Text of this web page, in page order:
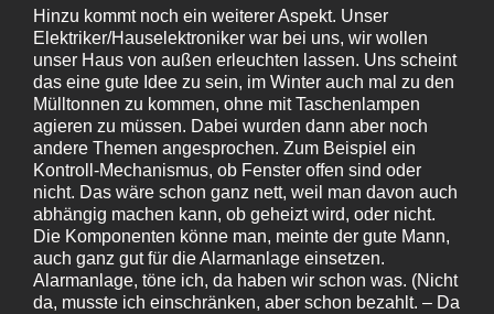
Hinzu kommt noch ein weiterer Aspekt. Unser
Elektriker/Hauselektroniker war bei uns, wir wollen
unser Haus von außen erleuchten lassen. Uns scheint
das eine gute Idee zu sein, im Winter auch mal zu den
Mülltonnen zu kommen, ohne mit Taschenlampen
agieren zu müssen. Dabei wurden dann aber noch
andere Themen angesprochen. Zum Beispiel ein
Kontroll-Mechanismus, ob Fenster offen sind oder
nicht. Das wäre schon ganz nett, weil man davon auch
abhängig machen kann, ob geheizt wird, oder nicht.
Die Komponenten könne man, meinte der gute Mann,
auch ganz gut für die Alarmanlage einsetzen.
Alarmanlage, töne ich, da haben wir schon was. (Nicht
da, musste ich einschränken, aber schon bezahlt. – Da